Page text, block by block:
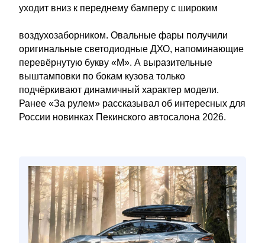
уходит вниз к переднему бамперу с широким
воздухозаборником. Овальные фары получили
оригинальные светодиодные ДХО, напоминающие
перевёрнутую букву «М». А выразительные
выштамповки по бокам кузова только
подчёркивают динамичный характер модели.
Ранее «За рулем» рассказывал об интересных для
России новинках Пекинского автосалона 2026.